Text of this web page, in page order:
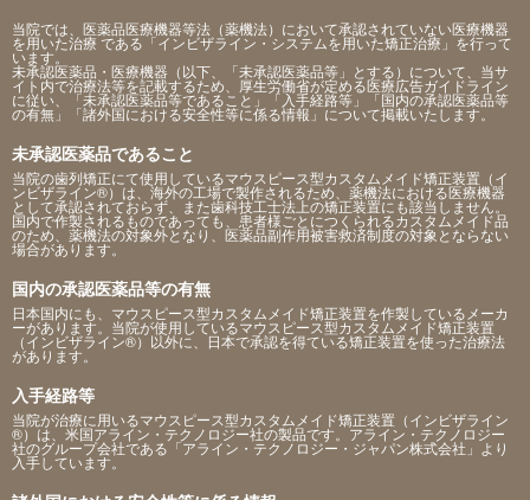
当院では、医薬品医療機器等法（薬機法）において承認されていない医療機器
を用いた治療 である「インビザライン・システムを用いた矯正治療」を行って
います。
未承認医薬品・医療機器（以下、「未承認医薬品等」とする）について、当サ
イト内で治療法等を記載するため、厚生労働省が定める医療広告ガイドライン
に従い、「未承認医薬品等であること」「入手経路等」「国内の承認医薬品等
の有無」「諸外国における安全性等に係る情報」について掲載いたします。
未承認医薬品であること
当院の歯列矯正にて使用しているマウスピース型カスタムメイド矯正装置（イ
ンビザライン®）は、海外の工場で製作されるため、薬機法における医療機器
として承認されておらず、また歯科技工士法上の矯正装置にも該当しません。
国内で作製されるものであっても、患者様ごとにつくられるカスタムメイド品
のため、薬機法の対象外となり、医薬品副作用被害救済制度の対象とならない
場合があります。
国内の承認医薬品等の有無
日本国内にも、マウスピース型カスタムメイド矯正装置を作製しているメーカ
ーがあります。当院が使用しているマウスピース型カスタムメイド矯正装置
（インビザライン®）以外に、日本で承認を得ている矯正装置を使った治療法
があります。
入手経路等
当院が治療に用いるマウスピース型カスタムメイド矯正装置（インビザライン
®）は、米国アライン・テクノロジー社の製品です。アライン・テクノロジー
社のグループ会社である「アライン・テクノロジー・ジャパン株式会社」より
入手しています。